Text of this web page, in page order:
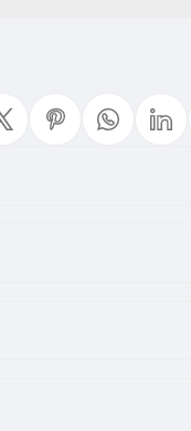
teşekkür ederiz.
veya görüntülenemiyor.